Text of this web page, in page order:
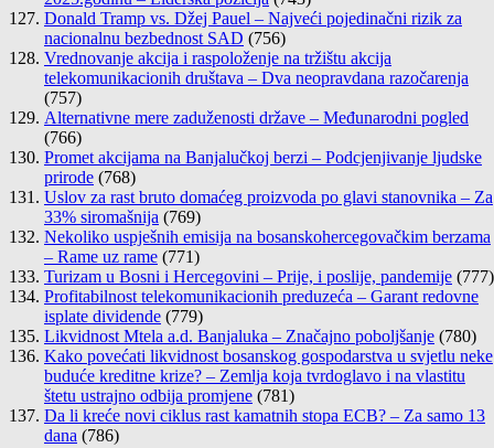
Donald Tramp vs. Džej Pauel – Najveći pojedinačni rizik za
nacionalnu bezbednost SAD (756)
Vrednovanje akcija i raspoloženje na tržištu akcija
telekomunikacionih društava – Dva neopravdana razočarenja
(757)
Alternativne mere zaduženosti države – Međunarodni pogled
(766)
Promet akcijama na Banjalučkoj berzi – Podcjenjivanje ljudske
prirode (768)
Uslov za rast bruto domaćeg proizvoda po glavi stanovnika – Za
33% siromašnija (769)
Nekoliko uspješnih emisija na bosanskohercegovačkim berzama
– Rame uz rame (771)
Turizam u Bosni i Hercegovini – Prije, i poslije, pandemije (777)
Profitabilnost telekomunikacionih preduzeća – Garant redovne
isplate dividende (779)
Likvidnost Mtela a.d. Banjaluka – Značajno poboljšanje (780)
Kako povećati likvidnost bosanskog gospodarstva u svjetlu neke
buduće kreditne krize? – Zemlja koja tvrdoglavo i na vlastitu
štetu ustrajno odbija promjene (781)
Da li kreće novi ciklus rast kamatnih stopa ECB? – Za samo 13
dana (786)